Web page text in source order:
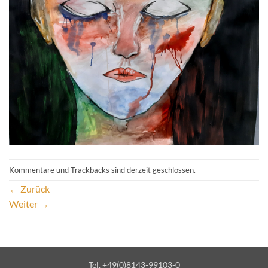
Kommentare und Trackbacks sind derzeit geschlossen.
← Zurück
Weiter →
Tel. +49(0)8143-99103-0